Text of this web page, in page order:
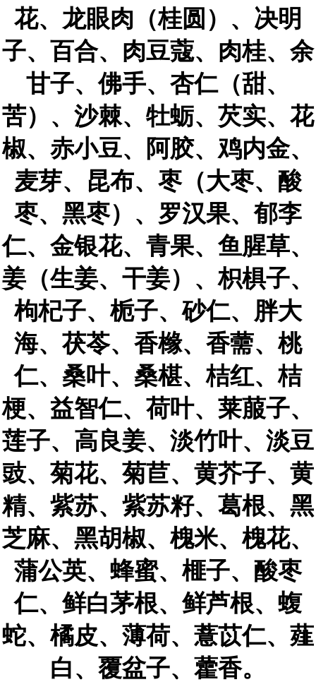
花、龙眼肉（桂圆）、决明
子、百合、肉豆蔻、肉桂、余
甘子、佛手、杏仁（甜、
苦）、沙棘、牡蛎、芡实、花
椒、赤小豆、阿胶、鸡内金、
麦芽、昆布、枣（大枣、酸
枣、黑枣）、罗汉果、郁李
仁、金银花、青果、鱼腥草、
姜（生姜、干姜）、枳椇子、
枸杞子、栀子、砂仁、胖大
海、茯苓、香橼、香薷、桃
仁、桑叶、桑椹、桔红、桔
梗、益智仁、荷叶、莱菔子、
莲子、高良姜、淡竹叶、淡豆
豉、菊花、菊苣、黄芥子、黄
精、紫苏、紫苏籽、葛根、黑
芝麻、黑胡椒、槐米、槐花、
蒲公英、蜂蜜、榧子、酸枣
仁、鲜白茅根、鲜芦根、蝮
蛇、橘皮、薄荷、薏苡仁、薤
白、覆盆子、藿香。